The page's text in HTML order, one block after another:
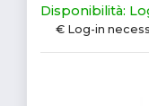
Disponibilità:
€ Log-in